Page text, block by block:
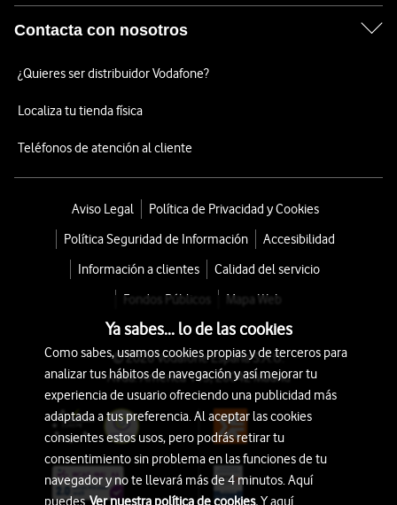
Contacta con nosotros
¿Quieres ser distribuidor Vodafone?
Localiza tu tienda física
Teléfonos de atención al cliente
Aviso Legal
Política de Privacidad y Cookies
Política Seguridad de Información
Accesibilidad
Información a clientes
Calidad del servicio
Fondos Públicos
Mapa Web
© 2026 Vodafone España S.A.U.
Avda. América 115, 28042 Madrid
Ya sabes... lo de las cookies
Como sabes, usamos cookies propias y de terceros para
analizar tus hábitos de navegación y así mejorar tu
experiencia de usuario ofreciendo una publicidad más
adaptada a tus preferencia. Al aceptar las cookies
consientes estos usos, pero podrás retirar tu
consentimiento sin problema en las funciones de tu
navegador y no te llevará más de 4 minutos. Aquí
puedesVer nuestra política de cookies.Y aquí